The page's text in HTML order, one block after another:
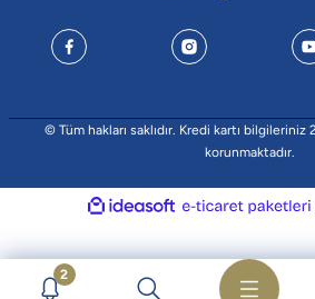
© Tüm hakları saklıdır. Kredi kartı
korunmaktadır.
2
ideasoft